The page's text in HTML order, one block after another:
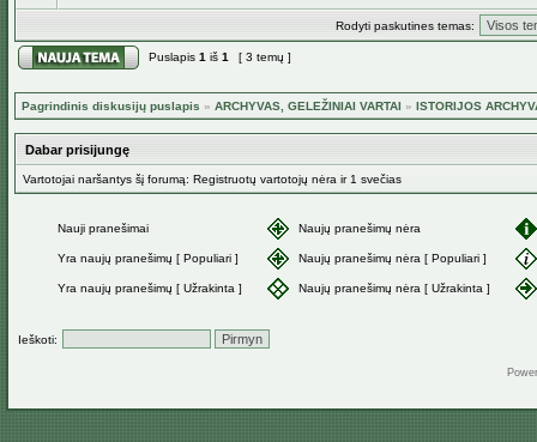
Rodyti paskutines temas:
Puslapis 1 iš 1 [ 3 temų ]
Pagrindinis diskusijų puslapis » ARCHYVAS, GELEŽINIAI VARTAI » ISTORIJOS
Dabar prisijungę
Vartotojai naršantys šį forumą: Registruotų vartotojų nėra ir 1 svečias
Nauji pranešimai Naujų pranešimų nėra
Yra naujų pranešimų [ Populiari ] Naujų pranešimų nėra [ Populiari ]
Yra naujų pranešimų [ Užrakinta ] Naujų pranešimų nėra [ Užrakinta ]
Ieškoti: